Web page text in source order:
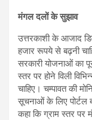
मंगल दलों के सुझाव
उत्तरकाशी के आजाद
हजार रूपये से बढ़नी
सरकारी योजनाओं का
स्तर पर होने विली
चाहिए। चम्पावत की
सूचनाओं के लिए पोर्टल
कहा कि ग्राम स्तर पर